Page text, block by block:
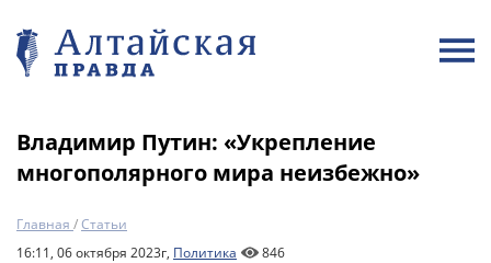
Владимир Путин: «Укрепление
многополярного мира неизбежно»
Главная /Статьи
16:11, 06 октября 2023г, Политика 846